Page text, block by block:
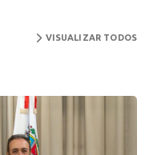
VISUALIZAR TODOS